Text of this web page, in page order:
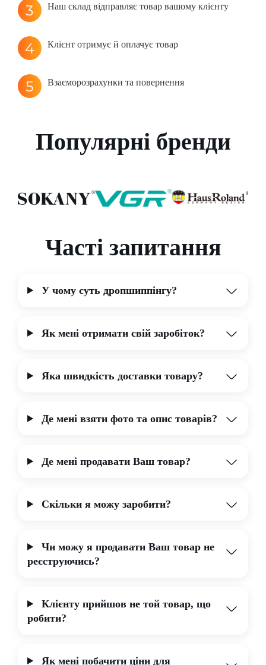
Наш склад відправляє товар вашому клієнту
Клієнт отримує й оплачує товар
Взаєморозрахунки та повернення
Популярні бренди
Частi запитання
У чому суть дропшиппінгу?
Як мені отримати свій заробіток?
Яка швидкість доставки товару?
Де мені взяти фото та опис товарів?
Де мені продавати Ваш товар?
Скільки я можу заробити?
Чи можу я продавати Ваш товар не
реєструючись?
Клієнту прийшов не той товар, що
робити?
Як мені побачити ціни для